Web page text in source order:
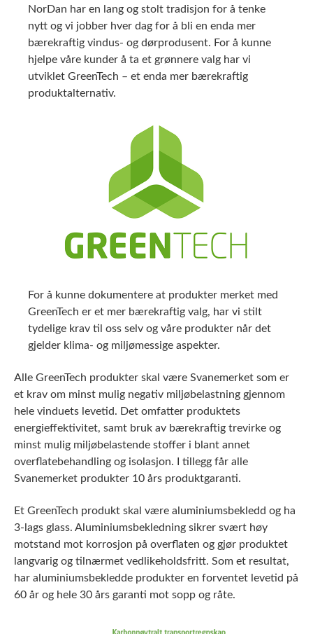
NorDan har en lang og stolt tradisjon for å tenke
nytt og vi jobber hver dag for å bli en enda mer
bærekraftig vindus- og dørprodusent. For å kunne
hjelpe våre kunder å ta et grønnere valg har vi
utviklet GreenTech – et enda mer bærekraftig
produktalternativ.
For å kunne dokumentere at produkter merket med
GreenTech er et mer bærekraftig valg, har vi stilt
tydelige krav til oss selv og våre produkter når det
gjelder klima- og miljømessige aspekter.
Alle GreenTech produkter skal være Svanemerket som er
et krav om minst mulig negativ miljøbelastning gjennom
hele vinduets levetid. Det omfatter produktets
energieffektivitet, samt bruk av bærekraftig trevirke og
minst mulig miljøbelastende stoffer i blant annet
overflatebehandling og isolasjon. I tillegg får alle
Svanemerket produkter 10 års produktgaranti.
Et GreenTech produkt skal være aluminiumsbekledd og ha
3-lags glass. Aluminiumsbekledning sikrer svært høy
motstand mot korrosjon på overflaten og gjør produktet
langvarig og tilnærmet vedlikeholdsfritt. Som et resultat,
har aluminiumsbekledde produkter en forventet levetid på
60 år og hele 30 års garanti mot sopp og råte.